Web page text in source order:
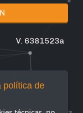
V. 6381523a
política de